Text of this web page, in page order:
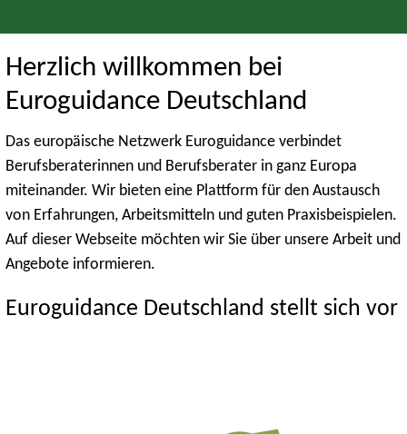
Herzlich willkommen bei
Euroguidance Deutschland
Das europäische Netzwerk Euroguidance verbindet
Berufsberaterinnen und Berufsberater in ganz Europa
miteinander. Wir bieten eine Plattform für den Austausch
von Erfahrungen, Arbeitsmitteln und guten Praxisbeispielen.
Auf dieser Webseite möchten wir Sie über unsere Arbeit und
Angebote informieren.
Euroguidance Deutschland stellt sich vor